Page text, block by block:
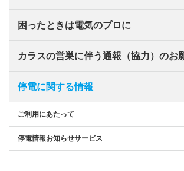
困ったときは電気のプロに
カラスの営巣に伴う通報（協力）のお
停電に関する情報
ご利用にあたって
停電情報お知らせサービス